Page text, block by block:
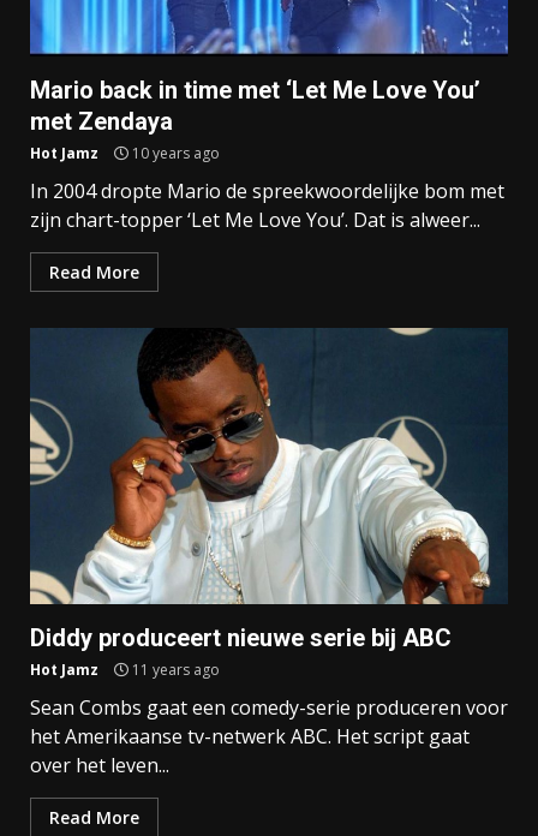
Mario back in time met ‘Let Me Love You’
met Zendaya
Hot Jamz 10 years ago
In 2004 dropte Mario de spreekwoordelijke bom met
zijn chart-topper ‘Let Me Love You’. Dat is alweer...
Read More
Diddy produceert nieuwe serie bij ABC
Hot Jamz 11 years ago
Sean Combs gaat een comedy-serie produceren voor
het Amerikaanse tv-netwerk ABC. Het script gaat
over het leven...
Read More